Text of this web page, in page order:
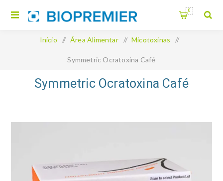
0
Início / Área Alimentar / Micotoxinas /
Symmetric Ocratoxina Café
Symmetric Ocratoxina Café